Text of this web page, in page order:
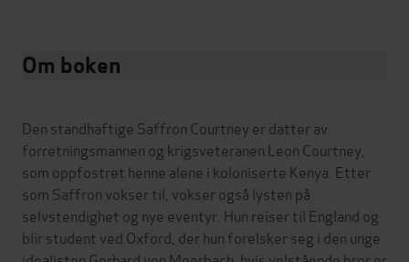
Om boken
Den standhaftige Saffron Courtney er datter av
forretningsmannen og krigsveteranen Leon Courtney,
som oppfostret henne alene i koloniserte Kenya. Etter
som Saffron vokser til, vokser også lysten på
selvstendighet og nye eventyr. Hun reiser til England og
blir student ved Oxford, der hun forelsker seg i den unge